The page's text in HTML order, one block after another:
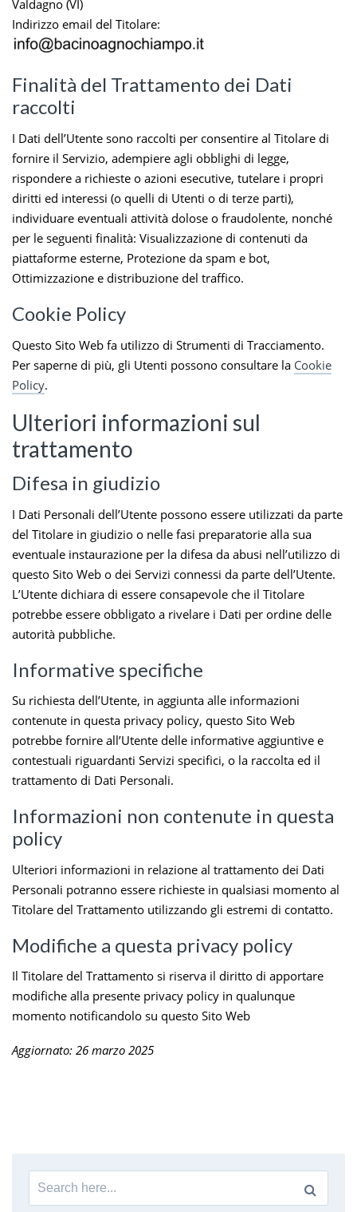
Valdagno (VI)
Indirizzo email del Titolare:
Finalità del Trattamento dei Dati
raccolti
I Dati dell’Utente sono raccolti per consentire al Titolare di
fornire il Servizio, adempiere agli obblighi di legge,
rispondere a richieste o azioni esecutive, tutelare i propri
diritti ed interessi (o quelli di Utenti o di terze parti),
individuare eventuali attività dolose o fraudolente, nonché
per le seguenti finalità: Visualizzazione di contenuti da
piattaforme esterne, Protezione da spam e bot,
Ottimizzazione e distribuzione del traffico.
Cookie Policy
Questo Sito Web fa utilizzo di Strumenti di Tracciamento.
Per saperne di più, gli Utenti possono consultare la Cookie
Policy.
Ulteriori informazioni sul
trattamento
Difesa in giudizio
I Dati Personali dell’Utente possono essere utilizzati da parte
del Titolare in giudizio o nelle fasi preparatorie alla sua
eventuale instaurazione per la difesa da abusi nell’utilizzo di
questo Sito Web o dei Servizi connessi da parte dell’Utente.
L’Utente dichiara di essere consapevole che il Titolare
potrebbe essere obbligato a rivelare i Dati per ordine delle
autorità pubbliche.
Informative specifiche
Su richiesta dell’Utente, in aggiunta alle informazioni
contenute in questa privacy policy, questo Sito Web
potrebbe fornire all’Utente delle informative aggiuntive e
contestuali riguardanti Servizi specifici, o la raccolta ed il
trattamento di Dati Personali.
Informazioni non contenute in questa
policy
Ulteriori informazioni in relazione al trattamento dei Dati
Personali potranno essere richieste in qualsiasi momento al
Titolare del Trattamento utilizzando gli estremi di contatto.
Modifiche a questa privacy policy
Il Titolare del Trattamento si riserva il diritto di apportare
modifiche alla presente privacy policy in qualunque
momento notificandolo su questo Sito Web
Aggiornato: 26 marzo 2025
Search
for: